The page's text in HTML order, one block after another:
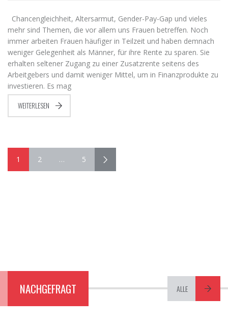
Chancengleichheit, Altersarmut, Gender-Pay-Gap und vieles
mehr sind Themen, die vor allem uns Frauen betreffen. Noch
immer arbeiten Frauen häufiger in Teilzeit und haben demnach
weniger Gelegenheit als Männer, für ihre Rente zu sparen. Sie
erhalten seltener Zugang zu einer Zusatzrente seitens des
Arbeitgebers und damit weniger Mittel, um in Finanzprodukte zu
investieren. Es mag
WEITERLESEN
1 2 … 5
NACHGEFRAGT ALLE